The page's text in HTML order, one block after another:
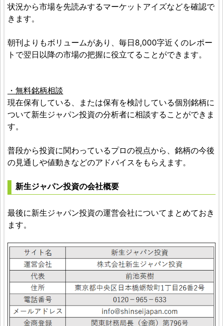
状況から市場を先読みするマーケットアイズなどを確認で
きます。
朝刊よりもボリュームがあり、毎日8,000字近くのレポー
トで翌日以降の市場の把握に役立てることができます。
・無料銘柄相談
現在保有している、または保有を検討している個別銘柄に
ついて新生ジャパン投資の分析者に相談することができま
す。
普段から投資に関わっているプロの視点から、銘柄の今後
の見通しや値動きなどのアドバイスをもらえます。
新生ジャパン投資の会社概要
最後に新生ジャパン投資の運営会社についてまとめておき
ます。